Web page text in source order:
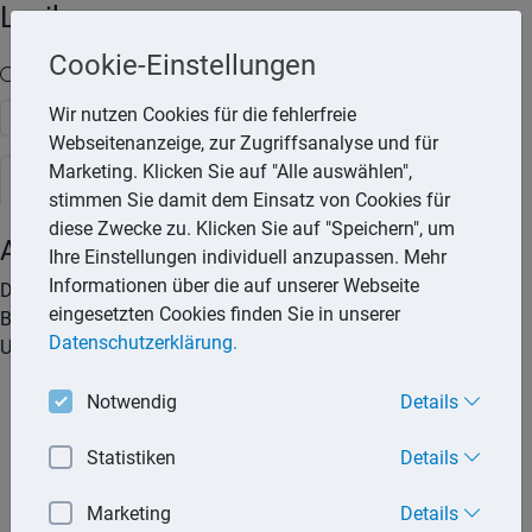
Lexika
Volltext-Suche in den Lexika
Suchen
Steuerlexikon
Aufbewahrungspflicht
Die Aufbewahrungspflicht ist ein Bestandteil der
Buchführungs- und Aufzeichnungspflicht. Die folgenden
Unterlagen sind geordnet aufzubewahren:
Bücher und Aufzeichnungen, Inventare,
sowie die zu ihrem Verständnis erforderlichen
Organisationsunterlagen,
Cookie-Einstellungen
Wir nutzen Cookies für die fehlerfreie
Webseitenanzeige, zur Zugriffsanalyse und für
Marketing. Klicken Sie auf "Alle auswählen",
stimmen Sie damit dem Einsatz von Cookies für
diese Zwecke zu. Klicken Sie auf "Speichern", um
Ihre Einstellungen individuell anzupassen. Mehr
Informationen über die auf unserer Webseite
eingesetzten Cookies finden Sie in unserer
Datenschutzerklärung.
Notwendig Details
Statistiken Details
Marketing Details